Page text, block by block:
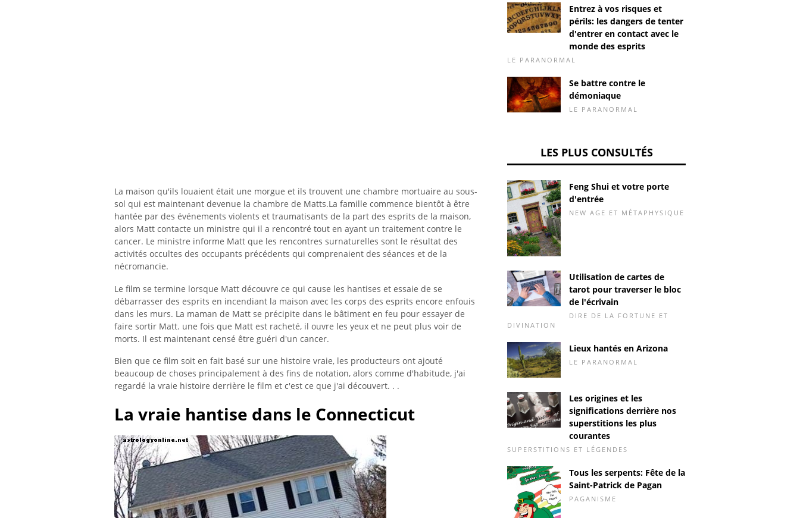
La maison qu'ils louaient était une morgue et ils trouvent une chambre mortuaire au sous-
sol qui est maintenant devenue la chambre de Matts.La famille commence bientôt à être
hantée par des événements violents et traumatisants de la part des esprits de la maison,
alors Matt contacte un ministre qui il a rencontré tout en ayant un traitement contre le
cancer. Le ministre informe Matt que les rencontres surnaturelles sont le résultat des
activités occultes des occupants précédents qui comprenaient des séances et de la
nécromancie.
Le film se termine lorsque Matt découvre ce qui cause les hantises et essaie de se
débarrasser des esprits en incendiant la maison avec les corps des esprits encore enfouis
dans les murs. La maman de Matt se précipite dans le bâtiment en feu pour essayer de
faire sortir Matt. une fois que Matt est racheté, il ouvre les yeux et ne peut plus voir de
morts. Il est maintenant censé être guéri d'un cancer.
Bien que ce film soit en fait basé sur une histoire vraie, les producteurs ont ajouté
beaucoup de choses principalement à des fins de notation, alors comme d'habitude, j'ai
regardé la vraie histoire derrière le film et c'est ce que j'ai découvert. . .
La vraie hantise dans le Connecticut
Entrez à vos risques et
périls: les dangers de tenter
d'entrer en contact avec le
monde des esprits
LE PARANORMAL
Se battre contre le
démoniaque
LE PARANORMAL
LES PLUS CONSULTÉS
Feng Shui et votre porte
d'entrée
NEW AGE ET MÉTAPHYSIQUE
Utilisation de cartes de
tarot pour traverser le bloc
de l'écrivain
DIRE DE LA FORTUNE ET
DIVINATION
Lieux hantés en Arizona
LE PARANORMAL
Les origines et les
significations derrière nos
superstitions les plus
courantes
SUPERSTITIONS ET LÉGENDES
Tous les serpents: Fête de la
Saint-Patrick de Pagan
PAGANISME